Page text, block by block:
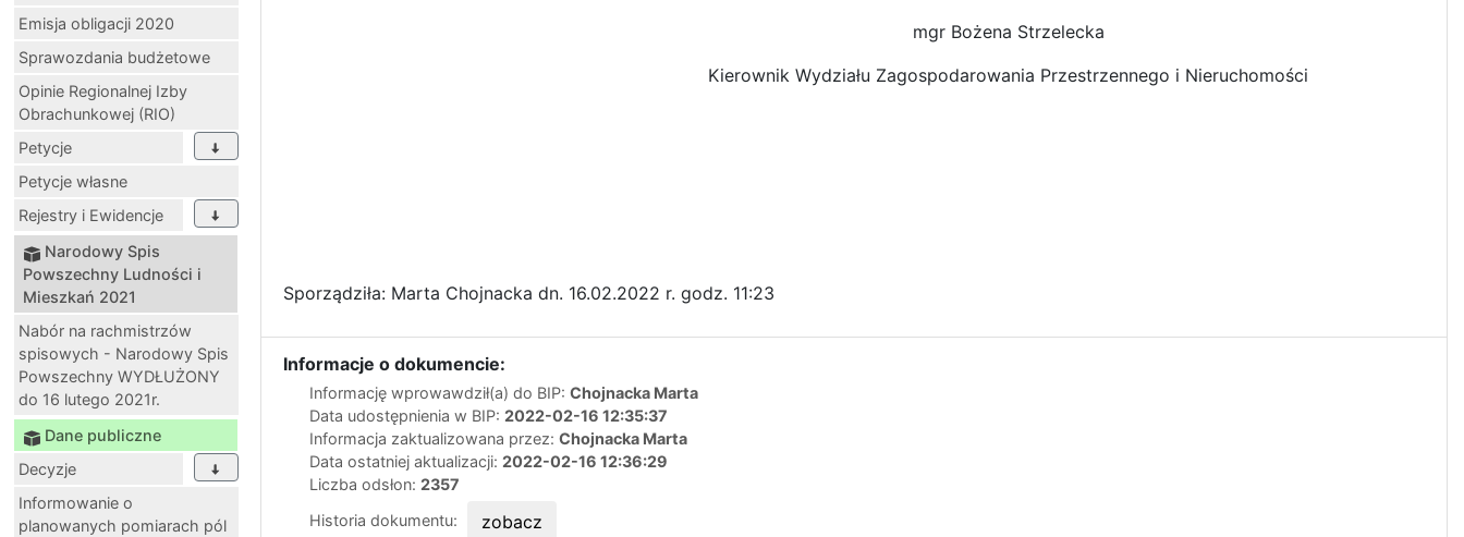
Emisja obligacji 2020
Sprawozdania budżetowe
Opinie Regionalnej Izby
Obrachunkowej (RIO)
Petycje
Petycje własne
Rejestry i Ewidencje
Narodowy Spis
Powszechny Ludności i
Mieszkań 2021
Nabór na rachmistrzów
spisowych - Narodowy Spis
Powszechny WYDŁUŻONY
do 16 lutego 2021r.
Dane publiczne
Decyzje
Informowanie o
planowanych pomiarach pól
mgr Bożena Strzelecka
Kierownik Wydziału Zagospodarowania Przestrzennego i Nieruchomości
Sporządziła: Marta Chojnacka dn. 16.02.2022 r. godz. 11:23
Informacje o dokumencie:
Informację wprowawdził(a) do BIP: Chojnacka Marta
Data udostępnienia w BIP: 2022-02-16 12:35:37
Informacja zaktualizowana przez: Chojnacka Marta
Data ostatniej aktualizacji: 2022-02-16 12:36:29
Liczba odsłon: 2357
Historia dokumentu:
zobacz